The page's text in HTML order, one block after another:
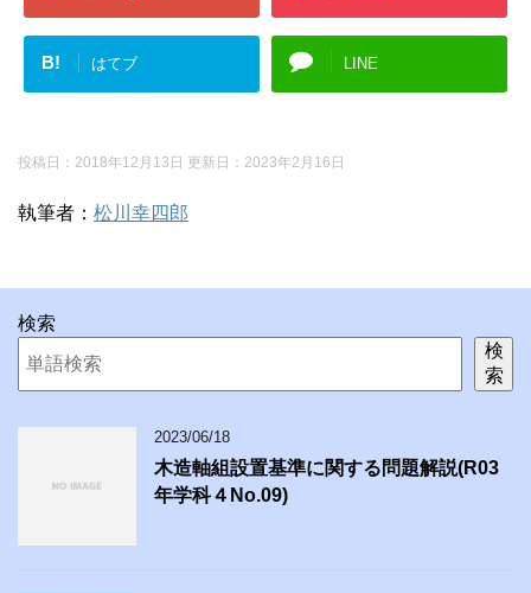
B! はてブ LINE
投稿日：2018年12月13日 更新日： 2023年2月16日
執筆者： 松川幸四郎
検索
検
索
2023/06/18
木造軸組設置基準に関する問題解説(R03
年学科４No.09)